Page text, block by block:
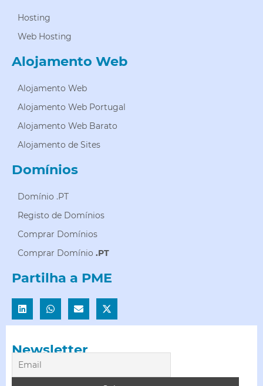
Hosting
Web Hosting
Alojamento Web
Alojamento Web
Alojamento Web Portugal
Alojamento Web Barato
Alojamento de Sites
Domínios
Domínio .PT
Registo de Domínios
Comprar Domínios
Comprar Domínio .PT
Partilha a PME
Newsletter